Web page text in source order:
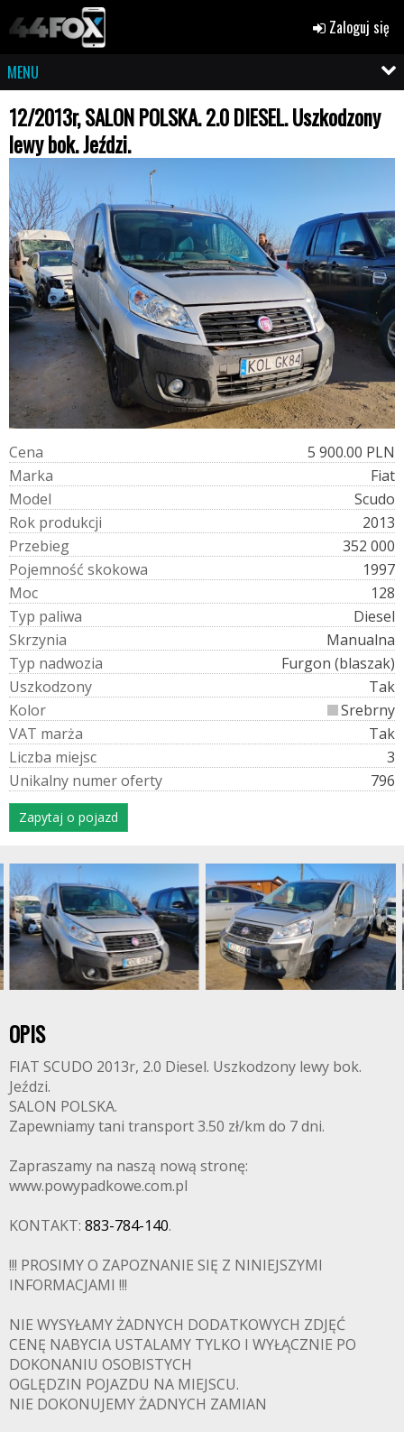
Zaloguj się
MENU
12/2013r, SALON POLSKA. 2.0 DIESEL. Uszkodzony
lewy bok. Jeździ.
Cena
5 900.00 PLN
Marka
Fiat
Model
Scudo
Rok produkcji
2013
Przebieg
352 000
Pojemność skokowa
1997
Moc
128
Typ paliwa
Diesel
Skrzynia
Manualna
Typ nadwozia
Furgon (blaszak)
Uszkodzony
Tak
Kolor
Srebrny
VAT marża
Tak
Liczba miejsc
3
Unikalny numeroferty 796
Zapytaj o pojazd
OPIS
FIAT SCUDO 2013r, 2.0 Diesel. Uszkodzony lewy bok.
Jeździ.
SALON POLSKA.
Zapewniamy tani transport 3.50 zł/km do 7 dni.
Zapraszamy na naszą nową stronę:
www.powypadkowe.com.pl
KONTAKT: 883-784-140.
!!! PROSIMY O ZAPOZNANIE SIĘ Z NINIEJSZYMI
INFORMACJAMI !!!
NIE WYSYŁAMY ŻADNYCH DODATKOWYCH ZDJĘĆ
CENĘ NABYCIA USTALAMY TYLKO I WYŁĄCZNIE PO
DOKONANIU OSOBISTYCH
OGLĘDZIN POJAZDU NA MIEJSCU.
NIE DOKONUJEMY ŻADNYCH ZAMIAN